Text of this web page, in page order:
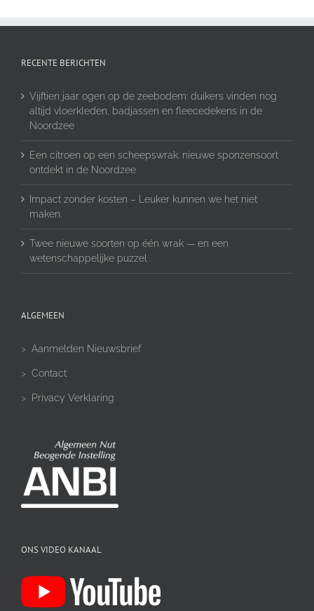
RECENTE BERICHTEN
Vijftien jaar ogen op de zeebodem: duikers vinden nog
altijd vloerkleden, badjassen en fleecedekens in de
Noordzee
Een citroen op een scheepswrak: nieuwe sponzensoort
ontdekt in de Noordzee
Impact zonder kosten – Leuker kunnen we het niet
maken.
Twee nieuwe soorten op één wrak — en een
wetenschappelijke puzzel
ALGEMEEN
> Aanmelden Nieuwsbrief
> Contact
> Privacy Verklaring
ONS VIDEO KANAAL